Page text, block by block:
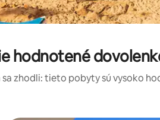
hodnotené
zhodli: tieto pobyty sú vysoko